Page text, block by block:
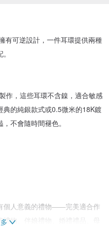
有可逆設計，一件耳環提供兩種
作，這些耳環不含鎳，適合敏感
的純銀款式或0.5微米的18K鍍
不會隨時間褪色。
個人意義的禮物——完美適合作
禮物、伴娘禮物、婚禮禮品、母